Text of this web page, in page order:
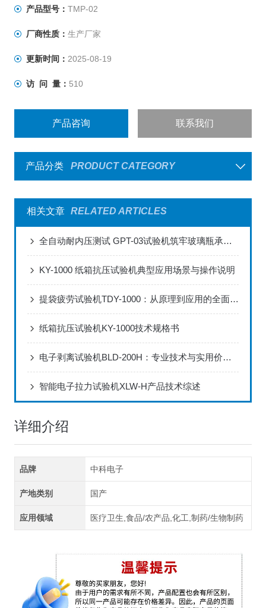
性等力学性能精确测试。
产品型号： TMP-02
厂商性质： 生产厂家
更新时间： 2025-08-19
访 问 量： 510
产品咨询 联系我们
产品分类 PRODUCT CATEGORY
相关文章 RELATED ARTICLES
全自动耐内压测试 GPT-03试验机筑牢玻璃瓶承压防线
KY-1000 纸箱抗压试验机典型应用场景与操作说明
提袋疲劳试验机TDY-1000：从原理到应用的全面解读
纸箱抗压试验机KY-1000技术规格书
电子剥离试验机BLD-200H：专业技术与实用价值的深度结合
智能电子拉力试验机XLW-H产品技术综述
详细介绍
品牌 中科电子
产地类别 国产
应用领域 医疗卫生,食品/农产品,化工,制药/生物制药